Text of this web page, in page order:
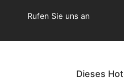
Rufen Sie uns an
Dieses